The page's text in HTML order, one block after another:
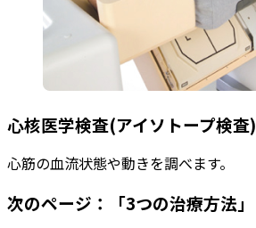
心核医学検査(アイソトープ検査)
心筋の血流状態や動きを調べます。
次のページ：「3つの治療方法」